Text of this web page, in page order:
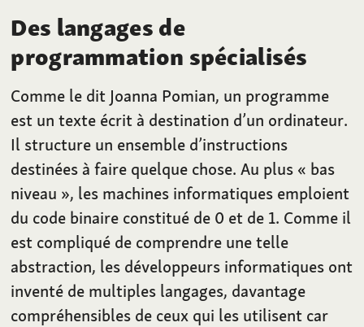
Des langages de
programmation spécialisés
Comme le dit Joanna Pomian, un programme
est un texte écrit à destination d’un ordinateur.
Il structure un ensemble d’instructions
destinées à faire quelque chose. Au plus « bas
niveau », les machines informatiques emploient
du code binaire constitué de 0 et de 1. Comme il
est compliqué de comprendre une telle
abstraction, les développeurs informatiques ont
inventé de multiples langages, davantage
compréhensibles de ceux qui les utilisent car